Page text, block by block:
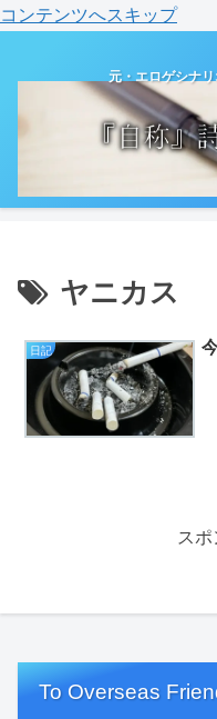
コンテンツへスキップ
元・エロゲシナ
ヤニカス
日記
スポ
To Overseas